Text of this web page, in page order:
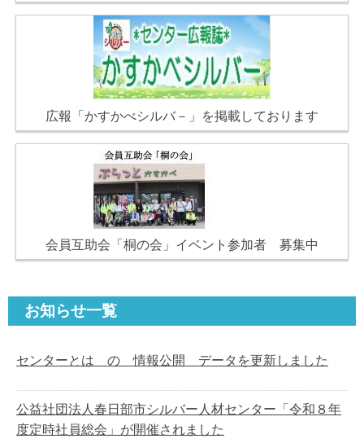
広報「かすかべシルバ－」を掲載しております
会員互助会「桐の会」イベント参加者 募集中
お知らせ一覧
センターとは の 情報公開 データを更新しました
公益社団法人春日部市シルバー人材センター「令和８年
度定時社員総会」が開催されました